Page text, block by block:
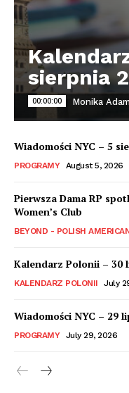
sierpnia
00:00:00 Monika
Wiadomości NYC – 5
PROGRAMY August 5, 2026
Pierwsza Dama RP
Women’s Club
BEYOND - POLISH
Kalendarz Polonii – 30
KALENDARZ POLONII July
Wiadomości NYC – 29
PROGRAMY July 29, 2026